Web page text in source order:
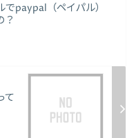
でpaypal（ペイパル）
？
て